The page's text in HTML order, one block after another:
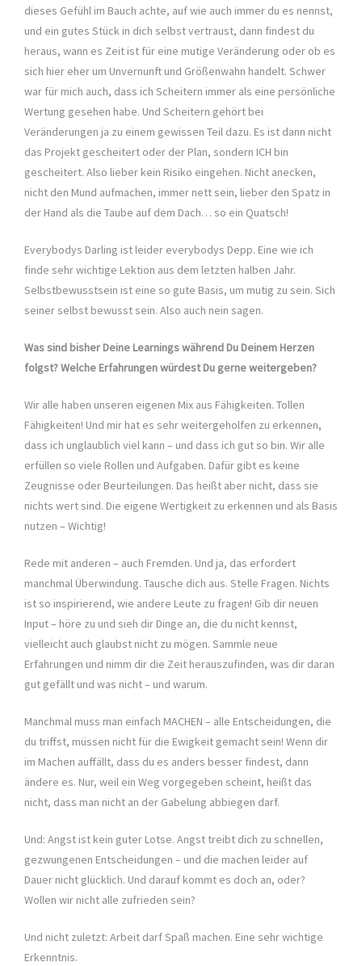
dieses Gefühl im Bauch achte, auf wie auch immer du es nennst,
und ein gutes Stück in dich selbst vertraust, dann findest du
heraus, wann es Zeit ist für eine mutige Veränderung oder ob es
sich hier eher um Unvernunft und Größenwahn handelt. Schwer
war für mich auch, dass ich Scheitern immer als eine persönliche
Wertung gesehen habe. Und Scheitern gehört bei
Veränderungen ja zu einem gewissen Teil dazu. Es ist dann nicht
das Projekt gescheitert oder der Plan, sondern ICH bin
gescheitert. Also lieber kein Risiko eingehen. Nicht anecken,
nicht den Mund aufmachen, immer nett sein, lieber den Spatz in
der Hand als die Taube auf dem Dach… so ein Quatsch!
Everybodys Darling ist leider everybodys Depp. Eine wie ich
finde sehr wichtige Lektion aus dem letzten halben Jahr.
Selbstbewusstsein ist eine so gute Basis, um mutig zu sein. Sich
seiner selbst bewusst sein. Also auch nein sagen.
Was sind bisher Deine Learnings während Du Deinem Herzen
folgst? Welche Erfahrungen würdest Du gerne weitergeben?
Wir alle haben unseren eigenen Mix aus Fähigkeiten. Tollen
Fähigkeiten! Und mir hat es sehr weitergeholfen zu erkennen,
dass ich unglaublich viel kann – und dass ich gut so bin. Wir alle
erfüllen so viele Rollen und Aufgaben. Dafür gibt es keine
Zeugnisse oder Beurteilungen. Das heißt aber nicht, dass sie
nichts wert sind. Die eigene Wertigkeit zu erkennen und als Basis
nutzen – Wichtig!
Rede mit anderen – auch Fremden. Und ja, das erfordert
manchmal Überwindung. Tausche dich aus. Stelle Fragen. Nichts
ist so inspirierend, wie andere Leute zu fragen! Gib dir neuen
Input – höre zu und sieh dir Dinge an, die du nicht kennst,
vielleicht auch glaubst nicht zu mögen. Sammle neue
Erfahrungen und nimm dir die Zeit herauszufinden, was dir daran
gut gefällt und was nicht – und warum.
Manchmal muss man einfach MACHEN – alle Entscheidungen, die
du triffst, müssen nicht für die Ewigkeit gemacht sein! Wenn dir
im Machen auffällt, dass du es anders besser findest, dann
ändere es. Nur, weil ein Weg vorgegeben scheint, heißt das
nicht, dass man nicht an der Gabelung abbiegen darf.
Und: Angst ist kein guter Lotse. Angst treibt dich zu schnellen,
gezwungenen Entscheidungen – und die machen leider auf
Dauer nicht glücklich. Und darauf kommt es doch an, oder?
Wollen wir nicht alle zufrieden sein?
Und nicht zuletzt: Arbeit darf Spaß machen. Eine sehr wichtige
Erkenntnis.